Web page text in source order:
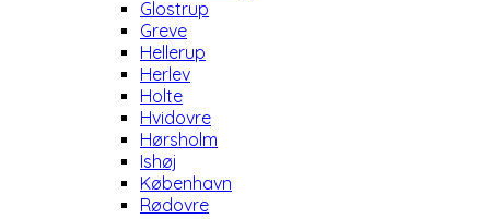
Glostrup
Greve
Hellerup
Herlev
Holte
Hvidovre
Hørsholm
Ishøj
København
Rødovre